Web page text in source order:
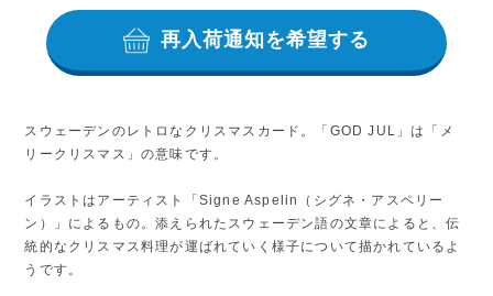
再入荷通知を希望する
スウェーデンのレトロなクリスマスカード。「GOD JUL」は「メ
リークリスマス」の意味です。
イラストはアーティスト「Signe Aspelin（シグネ・アスペリー
ン）」によるもの。添えられたスウェーデン語の文章によると、伝
統的なクリスマス料理が運ばれていく様子について描かれているよ
うです。